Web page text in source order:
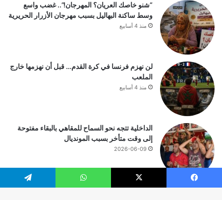
“شنو خاصك العريان؟ المهرجان!”.. غضب واسع
وسط ساكنة البهاليل بسبب مهرجان الأزرار الحريرية
منذ 4 أسابيع
لن نهزم فرنسا في كرة القدم… قبل أن نهزمها خارج
الملعب
منذ 4 أسابيع
الداخلية تتجه نحو السماح للمقاهي بالبقاء مفتوحة
إلى وقت متأخر بسبب المونديال
2026-06-09
فيسبوك ‫X واتساب تيلقرام